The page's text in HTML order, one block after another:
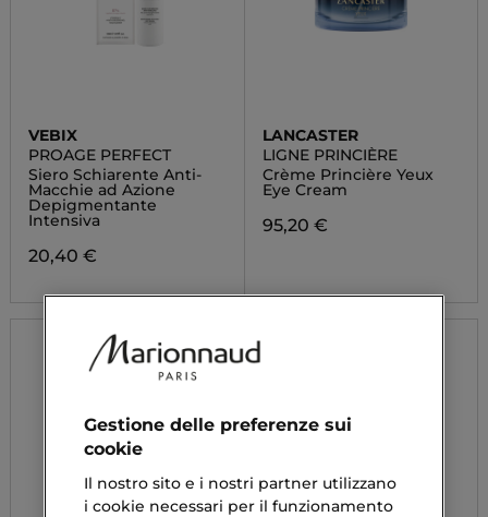
VEBIX
PROAGE PERFECT
Siero Schiarente Anti-
Macchie ad Azione
Depigmentante
Intensiva
20,40 €
LANCASTER
LIGNE PRINCIÈRE
Crème Princière Yeux
Eye Cream
95,20 €
Gestione delle preferenze sui
cookie
Il nostro sito e i nostri partner utilizzano
i cookie necessari per il funzionamento